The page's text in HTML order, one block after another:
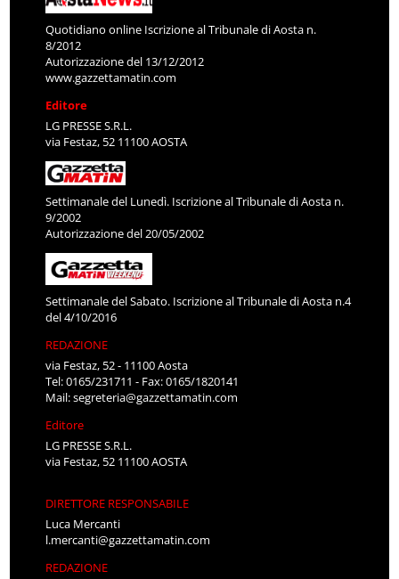
Quotidiano online Iscrizione al Tribunale di Aosta n.
8/2012
Autorizzazione del 13/12/2012
www.gazzettamatin.com
Editore
LG PRESSE S.R.L.
via Festaz, 52 11100 AOSTA
Settimanale del Lunedì. Iscrizione al Tribunale di Aosta n.
9/2002
Autorizzazione del 20/05/2002
Settimanale del Sabato. Iscrizione al Tribunale di Aosta n.4
del 4/10/2016
REDAZIONE
via Festaz, 52 - 11100 Aosta
Tel: 0165/231711 - Fax: 0165/1820141
Mail:segreteria@gazzettamatin.com
Editore
LG PRESSE S.R.L.
via Festaz, 52 11100 AOSTA
DIRETTORE RESPONSABILE
Luca Mercanti
l.mercanti@gazzettamatin.com
REDAZIONE